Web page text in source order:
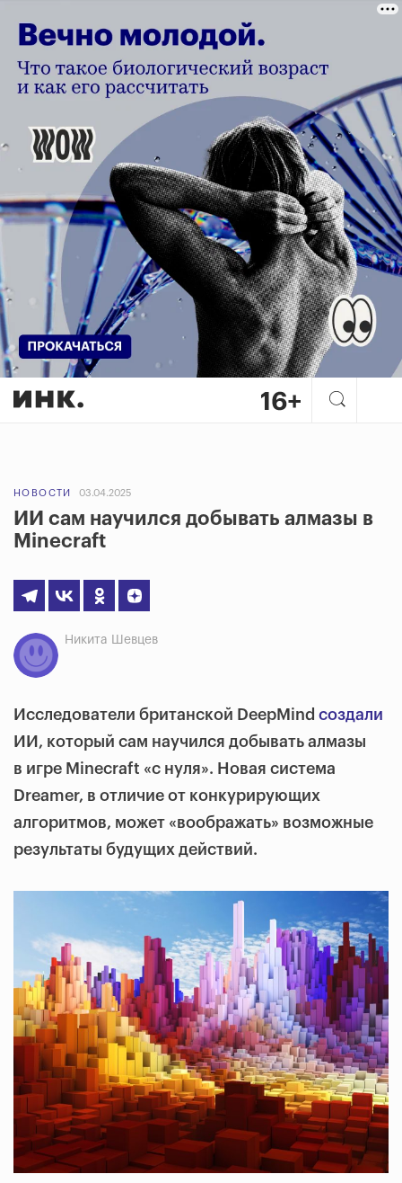
НОВОСТИ 03.04.2025
ИИ сам научился добывать алмазы в
Minecraft
Никита Шевцев
Исследователи британской DeepMind создали
ИИ, который сам научился добывать алмазы
в игре Minecraft «с нуля». Новая система
Dreamer, в отличие от конкурирующих
алгоритмов, может «воображать» возможные
результаты будущих действий.